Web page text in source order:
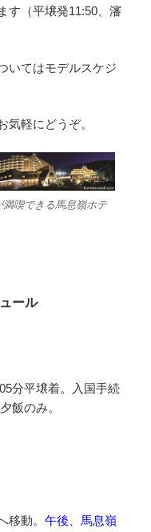
（平壌発11:50、瀋
いてはモデルスケジ
気軽にどうぞ。
満喫できる馬息嶺ホテ
ール
分平壌着。入国手続
飯のみ。
移動。 午後、馬息嶺